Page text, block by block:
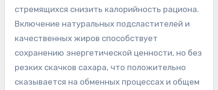
стремящихся снизить калорийность рациона.
Включение натуральных подсластителей и
качественных жиров способствует
сохранению энергетической ценности, но без
резких скачков сахара, что положительно
сказывается на обменных процессах и общем